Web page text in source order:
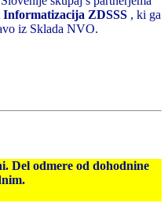
Informatizacija ZDSSS , ki ga
iz Sklada NVO.
Del odmere od dohodnine